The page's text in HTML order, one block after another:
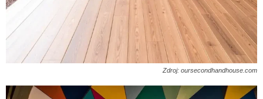
Zdroj: oursecondhandhouse.com